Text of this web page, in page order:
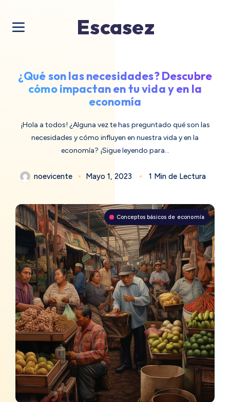
Escasez
¿Qué son las necesidades? Descubre
cómo impactan en tu vida y en la
economía
¡Hola a todos! ¿Alguna vez te has preguntado qué son las
necesidades y cómo influyen en nuestra vida y en la
economía? ¡Sigue leyendo para…
noevicente Mayo 1, 2023 1 Min de Lectura
Conceptos básicos de economía